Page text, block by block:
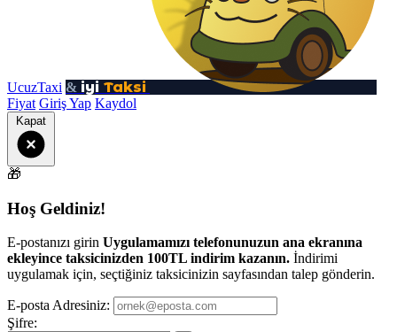
UcuzTaxi & iyi Taksi
Fiyat Giriş Yap Kaydol
Kapat
🎁
Hoş Geldiniz!
E-postanızı girin Uygulamamızı telefonunuzun ana ekranına
ekleyince taksicinizden 100TL indirim kazanın. İndirimi
uygulamak için, seçtiğiniz taksicinizin sayfasından talep gönderin.
E-posta Adresiniz:
Şifre: